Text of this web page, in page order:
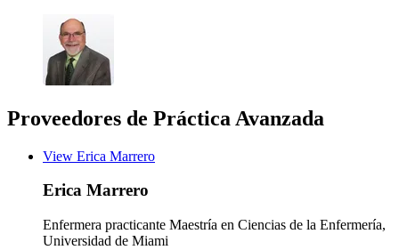
Proveedores de Práctica Avanzada
View Erica Marrero
Erica Marrero
Enfermera practicante Maestría en Ciencias de la Enfermería,
Universidad de Miami